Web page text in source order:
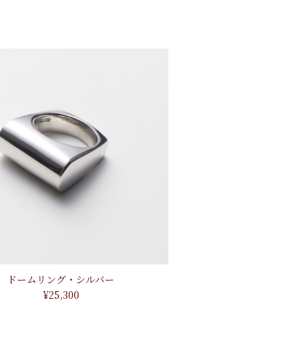
ドームリング・シルバー
¥25,300